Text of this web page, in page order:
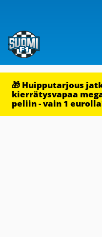
🎁 Huipputarjous
kierrätysvapaa
peliin - vain 1